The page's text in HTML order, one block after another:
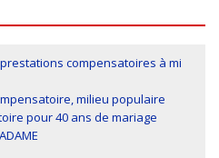
compensatoires à mi
milieu populaire
pour 40 ans de mariage